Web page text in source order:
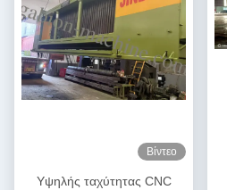
Βίντεο
Υψηλής ταχύτητας CNC